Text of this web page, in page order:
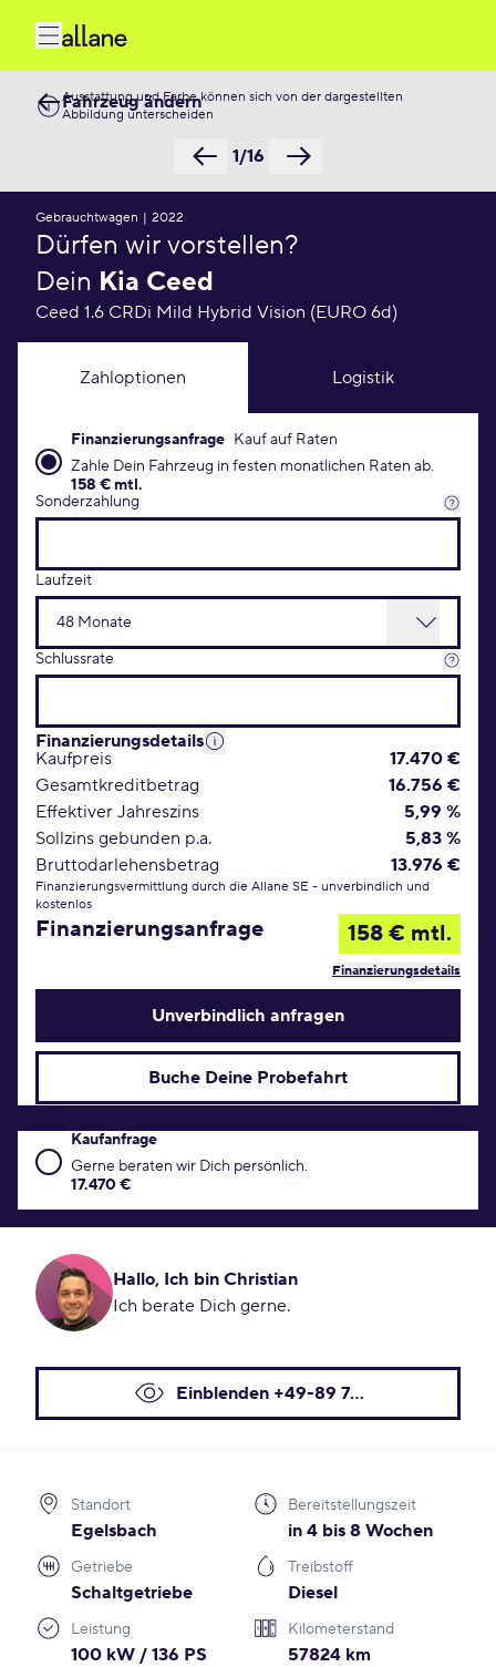
Ausstattung und Farbe können sich von der dargestellten
Abbildung unterscheiden
1/16
Fahrzeug ändern
Gebrauchtwagen | 2022
Dürfen wir vorstellen?
Dein Kia Ceed
Ceed 1.6 CRDi Mild Hybrid Vision (EURO 6d)
Zahloptionen Logistik
Finanzierungsanfrage Konditionen
Finanzierungsanfrage Kauf auf Raten
Zahle Dein Fahrzeug in festen monatlichen Raten ab.
158 € mtl.
Sonderzahlung
Laufzeit
Schlussrate
Finanzierungsdetails
Kaufpreis
17.470 €
Gesamtkreditbetrag
16.756 €
Effektiver Jahreszins
5,99 %
Sollzins gebunden p.a.
5,83 %
Bruttodarlehensbetrag
13.976 €
Finanzierungsvermittlung durch die Allane SE - unverbindlich und
kostenlos
Finanzierungsanfrage 158 € mtl.
Finanzierungsdetails
Unverbindlich anfragen
Buche Deine Probefahrt
Kaufanfrage Konditionen
Kaufanfrage
Gerne beraten wir Dich persönlich.
17.470 €
Hallo, Ich bin Christian
Ich berate Dich gerne.
Einblenden +49-89 7...
Standort
Egelsbach
Bereitstellungszeit
in 4 bis 8 Wochen
Getriebe
Schaltgetriebe
Treibstoff
Diesel
Leistung
100 kW / 136 PS
Kilometerstand
57824 km